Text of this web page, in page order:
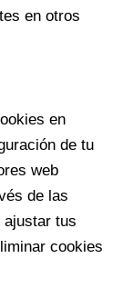
en otros
en
de tu
web
de las
ajustar tus
cookies